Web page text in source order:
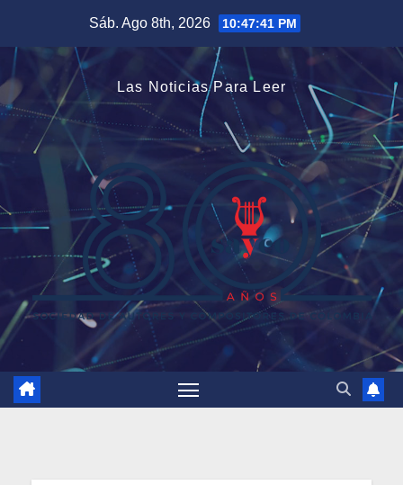
contenido
Sáb. Ago 8th, 2026 10:47:41 PM
Las Noticias Para Leer